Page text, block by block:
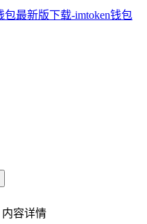
内容详情